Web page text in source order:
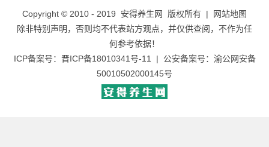
Copyright © 2010 - 2019 安得养生网 版权所有 |
网站地图
除非特别声明，否则均不代表站方观点，并仅供查阅，不作为任
何参考依据！
ICP备案号： 晋ICP备18010341号-11 | 公安备案号： 渝公网安备
50010502000145号